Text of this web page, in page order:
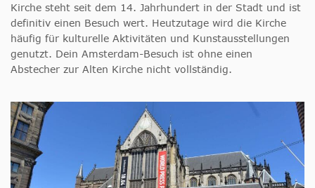
Kirche steht seit dem 14. Jahrhundert in der Stadt und ist
definitiv einen Besuch wert. Heutzutage wird die Kirche
häufig für kulturelle Aktivitäten und Kunstausstellungen
genutzt. Dein Amsterdam-Besuch ist ohne einen
Abstecher zur Alten Kirche nicht vollständig.